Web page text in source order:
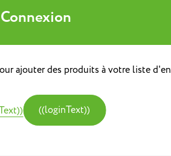
listes d'envies
((title))
Connexion
ajouter des produits à votre liste
((loginText))